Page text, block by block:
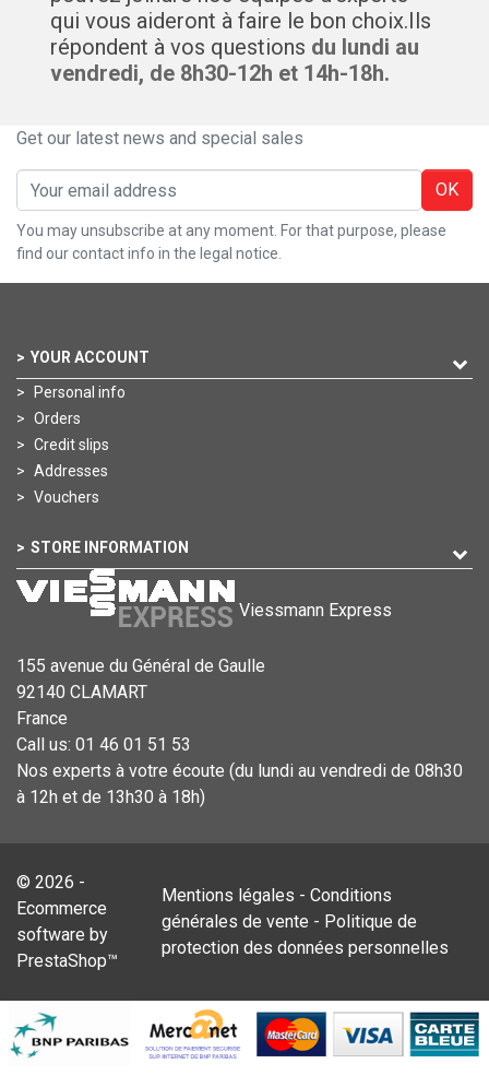
qui vous aideront à faire le bon choix.Ils
répondent à vos questions du lundi au
vendredi, de 8h30-12h et 14h-18h.
Get our latest news and special sales
OK
You may unsubscribe at any moment. For that purpose, please
find our contact info in the legal notice.
YOUR ACCOUNT
Personal info
Orders
Credit slips
Addresses
Vouchers
STORE INFORMATION
Viessmann Express
155 avenue du Général de Gaulle
92140 CLAMART
France
Call us: 01 46 01 51 53
Nos experts à votre écoute (du lundi au vendredi de 08h30
à 12h et de 13h30 à 18h)
© 2026 -
Ecommerce
software by
PrestaShop™
Mentions légales -Conditions
générales de vente - Politique de
protection des données personnelles